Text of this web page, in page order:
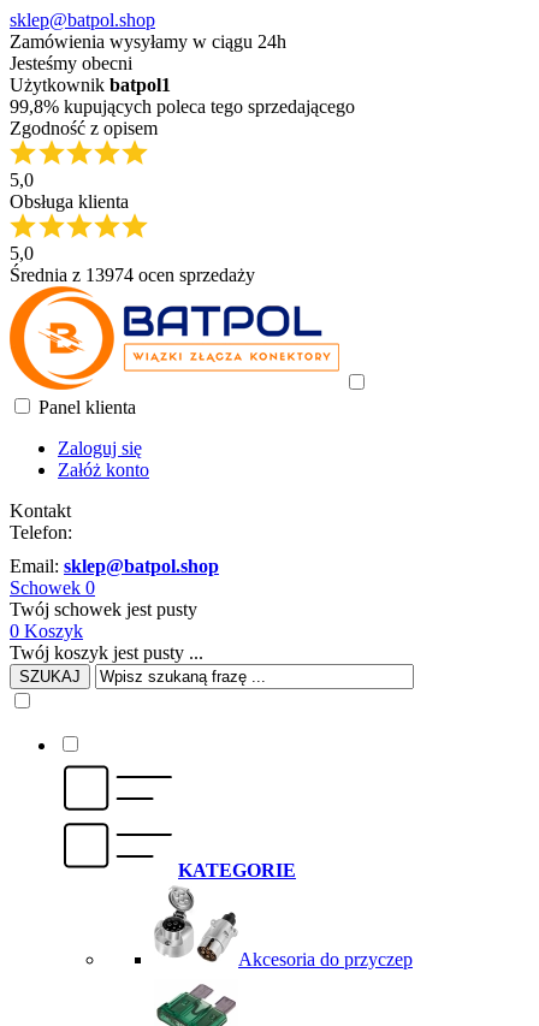
sklep@batpol.shop
Zamówienia wysyłamy w ciągu 24h
Jesteśmy obecni
Użytkownik batpol1
99,8% kupujących poleca tego sprzedającego
Zgodność z opisem
5,0
Obsługa klienta
5,0
Średnia z 13974 ocen sprzedaży
Panel klienta
Zaloguj się
Załóż konto
Kontakt
Telefon:
Email: sklep@batpol.shop
Schowek 0
Twój schowek jest pusty
0 Koszyk
Twój koszyk jest pusty ...
SZUKAJ
KATEGORIE
Akcesoria do przyczep